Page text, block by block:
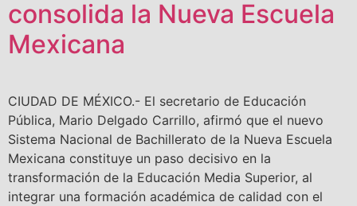
consolida la Nueva Escuela
Mexicana
CIUDAD DE MÉXICO.- El secretario de Educación
Pública, Mario Delgado Carrillo, afirmó que el nuevo
Sistema Nacional de Bachillerato de la Nueva Escuela
Mexicana constituye un paso decisivo en la
transformación de la Educación Media Superior, al
integrar una formación académica de calidad con el